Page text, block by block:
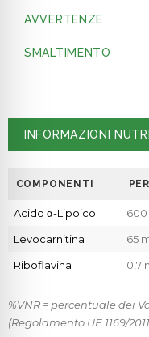
AVVERTENZE
SMALTIMENTO
INFORMAZIONI
COMPONENTI
Acido α-Lipoico
Levocarnitina
65
Riboflavina
0,7
%VNR = percentuale dei
(Regolamento UE 1169/